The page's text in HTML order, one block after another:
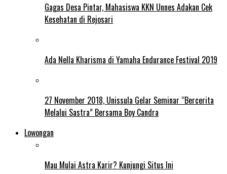
Gagas Desa Pintar, Mahasiswa KKN Unnes Adakan Cek
Kesehatan di Rejosari
Ada Nella Kharisma di Yamaha Endurance Festival 2019
27 November 2018, Unissula Gelar Seminar “Bercerita
Melalui Sastra” Bersama Boy Candra
Lowongan
Mau Mulai Astra Karir? Kunjungi Situs Ini